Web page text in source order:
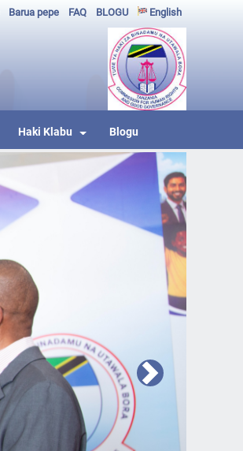
English
BLOGU
FAQ
Barua pepe
Haki Klabu Blogu
Next